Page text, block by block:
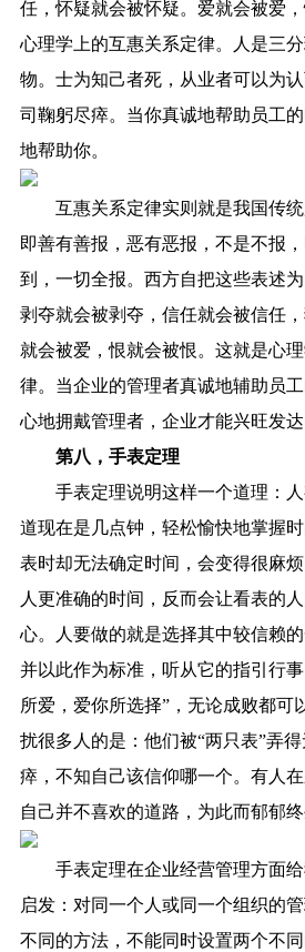
任，怀疑就会被怀疑。爱就会被爱
心理学上的互惠关系定律。人是三
物。士为知己者死，从业者可以为
司鞠躬尽瘁。当你真诚地帮助员工
地帮助你。
互惠关系定律实则就是我国传统
即善有善报，恶有恶报，不是不报
到，一切全报。西方自把这些表述
剥夺就会被剥夺，信任就会被信任
就会被爱，恨就会被恨。这就是心
律。当企业的管理者真诚地辅助员
心地拥戴管理者，企业才能兴旺发达
第八，手表定理
手表定理说明这样一个道理：
道现在是几点钟，轻松愉快地掌握
表时却无法确定时间，会变得很麻
人更准确的时间，反而会让看表的
心。人要做的就是选择其中较信赖
并以此作为标准，听从它的指引行
所爱，爱你所选择”，无论成败都可
扰很多人的是：他们被“两只表”弄
瘁，不知自己该信仰哪一个。有人
自己并不喜欢的道路，为此而郁郁终
手表定理在企业经营管理方面
启发：对同一个人或同一个组织的
不同的方法，不能同时设置两个不